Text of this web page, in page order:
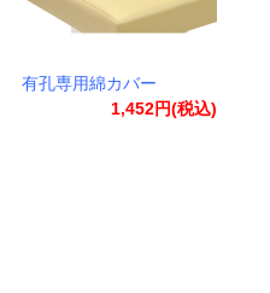
有孔専用綿カバー
1,452円(税込)